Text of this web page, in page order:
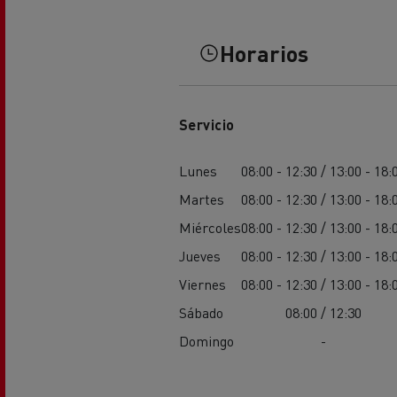
Horarios
Servicio
Lunes
08:00 - 12:30 / 13:00 -
Martes
08:00 - 12:30 / 13:00 -
Miércoles08:00 - 12:30 / 13:00 -
Jueves
08:00 - 12:30 / 13:00 -
Viernes
08:00 - 12:30 / 13:00 -
Sábado
08:00 / 12:30
Domingo
-